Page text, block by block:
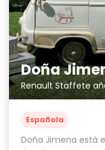
Doña
Renault Staffete
Española
Doña Jimena está